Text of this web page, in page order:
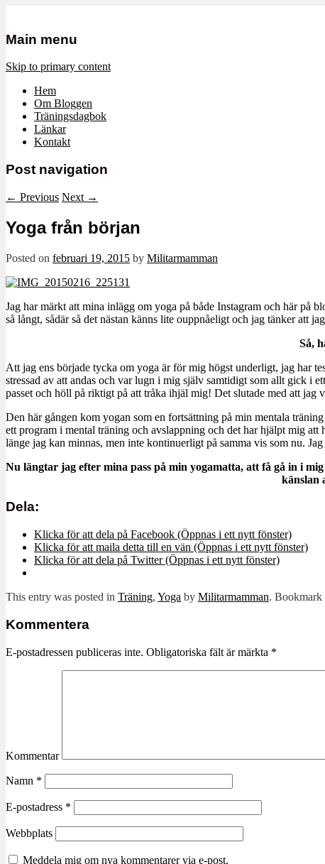
Militärmamman
Mamma, militär och märkbart obekväm
Main menu
Skip to primary content
Hem
Om Bloggen
Träningsdagbok
Länkar
Kontakt
Post navigation
← Previous Next →
Yoga från början
Posted on februari 19, 2015 by Militarmamman
Jag har märkt att mina inlägg om yoga på både Instagram och här på
så långt, sådär så det nästan känns lite ouppnåeligt och jag tänker att
Så,
Att jag ens började tycka om yoga är för mig högst underligt, jag har
stressad av att andas och var lugn i mig själv samtidigt som allt gick i
passet och höll på riktigt på att tråka ihjäl mig! Det slutade med att
Den här gången kom yogan som en fortsättning på min mentala
ett program i mental träning och avslappning och det har hjälpt mig
länge jag kan minnas, men inte kontinuerligt på samma vis som nu.
Nu längtar jag efter mina pass på min yogamatta, att få gå in i
känslan
Dela:
Klicka för att dela på Facebook (Öppnas i ett nytt fönster)
Klicka för att maila detta till en vän (Öppnas i ett nytt fönster)
Klicka för att dela på Twitter (Öppnas i ett nytt fönster)
This entry was posted in Träning, Yoga by Militarmamman. Bookmark
Kommentera
E-postadressen publiceras inte. Obligatoriska fält är märkta *
Kommentar
Namn *
E-postadress *
Webbplats
Meddela mig om nya kommentarer via e-post.